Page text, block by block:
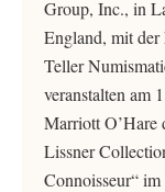
Group, Inc., in
England, mit
Teller
veranstalten am
Marriott
Lissner
Connoisseur“